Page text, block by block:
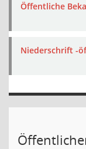
Öffentliche
Niederschrift -